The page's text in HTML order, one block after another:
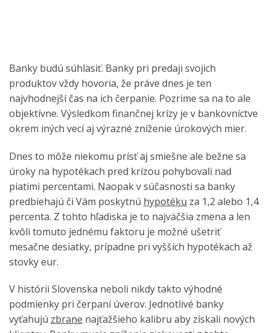
Banky budú súhlasiť. Banky pri predaji svojich
produktov vždy hovoria, že práve dnes je ten
najvhodnejší čas na ich čerpanie. Pozrime sa na to ale
objektívne. Výsledkom finančnej krízy je v bankovníctve
okrem iných vecí aj výrazné zníženie úrokových mier.
Dnes to môže niekomu prísť aj smiešne ale bežne sa
úroky na hypotékach pred krízou pohybovali nad
piatimi percentami. Naopak v súčasnosti sa banky
predbiehajú či Vám poskytnú hypotéku za 1,2 alebo 1,4
percenta. Z tohto hľadiska je to najväčšia zmena a len
kvôli tomuto jednému faktoru je možné ušetriť
mesačne desiatky, prípadne pri vyšších hypotékach až
stovky eur.
V histórii Slovenska neboli nikdy takto výhodné
podmienky pri čerpaní úverov. Jednotlivé banky
vyťahujú zbrane najťažšieho kalibru aby získali nových